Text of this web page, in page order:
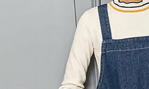
結帳頁面，進行簡訊認證並確認金額後，
２．訂單成立數日內，您將收到繳費通知
３．收到繳費通知簡訊後14天內，點擊
ATM／網路銀行／等多元方式進行付款，
※ 請注意：結帳手續完成當下不需立刻
購買商品的店家。未經商家同意取消之
後付繳納相關費用。
※ 交易是否成功請以「AFTEE先享後付
每筆NT$60，滿NT$490(含以上)免
全家離島取貨付款
每筆NT$100，滿NT$1,000(含以上)
付款後全家取貨
每筆NT$60，滿NT$490(含以上)免